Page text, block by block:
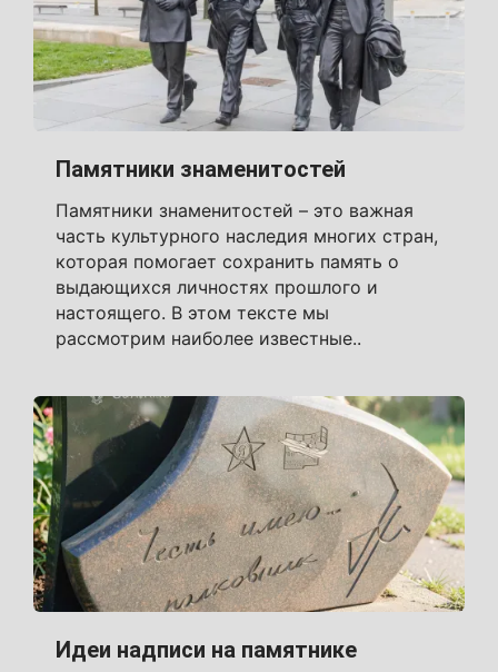
Памятники знаменитостей
Памятники знаменитостей – это важная
часть культурного наследия многих стран,
которая помогает сохранить память о
выдающихся личностях прошлого и
настоящего. В этом тексте мы
рассмотрим наиболее известные..
Идеи надписи на памятнике